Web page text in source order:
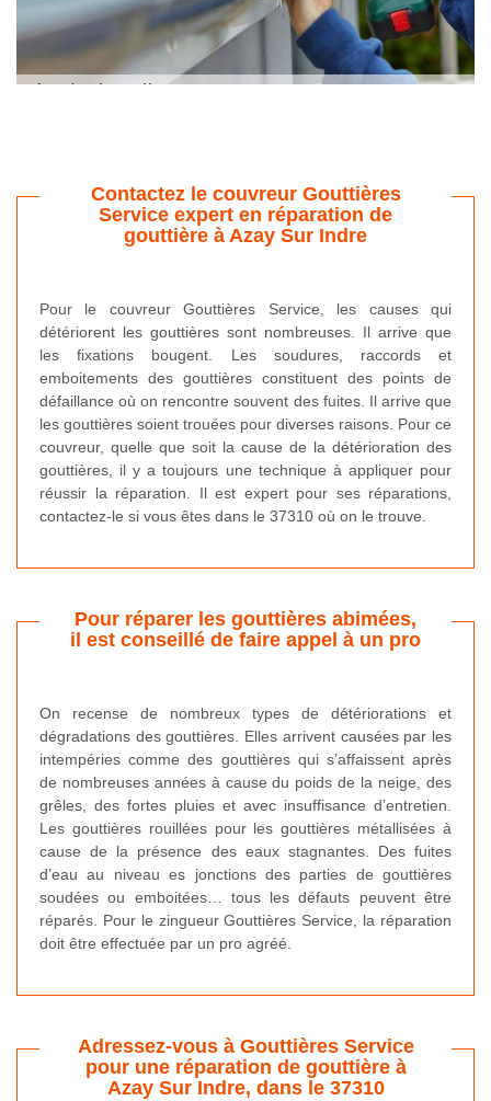
Contactez le couvreur Gouttières
Service expert en réparation de
gouttière à Azay Sur Indre
Pour le couvreur Gouttières Service, les causes qui
détériorent les gouttières sont nombreuses. Il arrive que
les fixations bougent. Les soudures, raccords et
emboitements des gouttières constituent des points de
défaillance où on rencontre souvent des fuites. Il arrive que
les gouttières soient trouées pour diverses raisons. Pour ce
couvreur, quelle que soit la cause de la détérioration des
gouttières, il y a toujours une technique à appliquer pour
réussir la réparation. Il est expert pour ses réparations,
contactez-le si vous êtes dans le 37310 où on le trouve.
Pour réparer les gouttières abimées,
il est conseillé de faire appel à un pro
On recense de nombreux types de détériorations et
dégradations des gouttières. Elles arrivent causées par les
intempéries comme des gouttières qui s’affaissent après
de nombreuses années à cause du poids de la neige, des
grêles, des fortes pluies et avec insuffisance d’entretien.
Les gouttières rouillées pour les gouttières métallisées à
cause de la présence des eaux stagnantes. Des fuites
d’eau au niveau es jonctions des parties de gouttières
soudées ou emboitées… tous les défauts peuvent être
réparés. Pour le zingueur Gouttières Service, la réparation
doit être effectuée par un pro agréé.
Adressez-vous à Gouttières Service
pour une réparation de gouttière à
Azay Sur Indre, dans le 37310